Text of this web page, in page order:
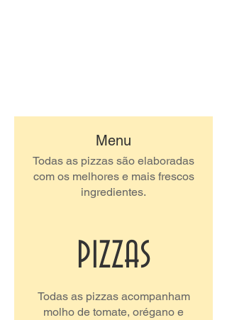
Menu
Todas as pizzas são elaboradas
com os melhores e mais frescos
ingredientes.
PIZZAS
Todas as pizzas acompanham
molho de tomate, orégano e